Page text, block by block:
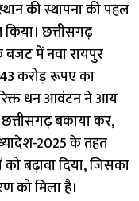
की स्थापना की पहल
छत्तीसगढ़
में नवा रायपुर
करोड़ रूपए का
धन आवंटन ने आय
बकाया कर,
2025 के तहत
को बढ़ावा दिया, जिसका
को मिला है।